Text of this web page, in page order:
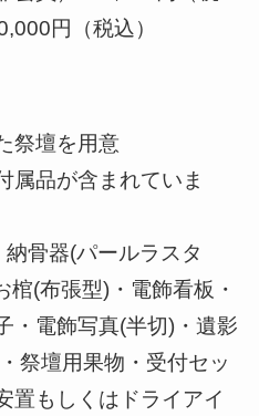
円（税込）
祭壇を用意
属品が含まれていま
納骨器(パールラスタ
(布張型)・電飾看板・
・電飾写真(半切)・遺影
祭壇用果物・受付セッ
置もしくはドライアイ